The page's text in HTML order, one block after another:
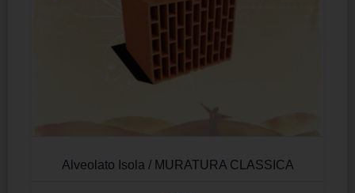
Alveolato Isola / MURATURA CLASSICA